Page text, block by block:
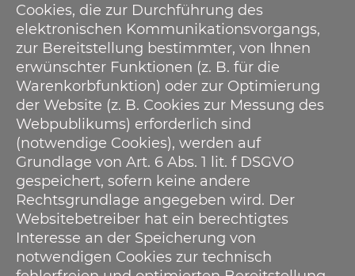
Cookies, die zur Durchführung des
elektronischen Kommunikationsvorgangs,
zur Bereitstellung bestimmter, von Ihnen
erwünschter Funktionen (z. B. für die
Warenkorbfunktion) oder zur Optimierung
der Website (z. B. Cookies zur Messung des
Webpublikums) erforderlich sind
(notwendige Cookies), werden auf
Grundlage von Art. 6 Abs. 1 lit. f DSGVO
gespeichert, sofern keine andere
Rechtsgrundlage angegeben wird. Der
Websitebetreiber hat ein berechtigtes
Interesse an der Speicherung von
notwendigen Cookies zur technisch